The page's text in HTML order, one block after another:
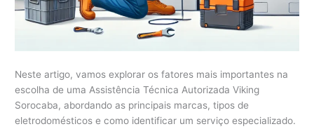
Neste artigo, vamos explorar os fatores mais importantes na
escolha de uma Assistência Técnica Autorizada Viking
Sorocaba, abordando as principais marcas, tipos de
eletrodomésticos e como identificar um serviço especializado.